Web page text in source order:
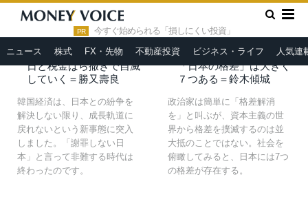
PR 今すぐ始められる「損しにくい投資」
ニュース 株式 FX・先物 不動産投資 ビジネス・ライフ 人気連
HOME » 最低賃金
2019年7月30日
韓国、無年金者が54.1％
の衝撃。文在寅政権の反
日と税金ばら撒きで自滅
していく＝勝又壽良
韓国経済は、日本との紛争を
解決しない限り、成長軌道に
戻れないという新事態に突入
しました。「謝罪しない日
本」と言って非難する時代は
終わったのです。
最低賃金、全国平均901
円へ。上げても埋まらぬ
「日本の格差」は大きく
７つある＝鈴木傾城
政治家は簡単に「格差解消
を」と叫ぶが、資本主義の世
界から格差を撲滅するのは並
大抵のことではない。社会を
俯瞰してみると、日本には7つ
の格差が存在する。